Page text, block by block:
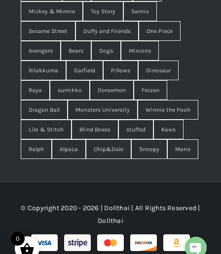
Mickey & Minnie Toy Story Sanrio
Sesame Street Duffy and Friends One Piece
Avengers Bears Dogs Minions
Rilakkuma Garfield Pillows Dinosaur
Raya sumikko Doraemon Frozen
Dragon Ball Monsters University Winnie the Pooh
Lilo & Stitch Blind Boxes stuffed Kaws
Ralph Alpaca Chip&Dale Snoopy Marie
© Copyright 2020 - 2026 | Dollthai | All Rights Reserved |
Dollthai
0